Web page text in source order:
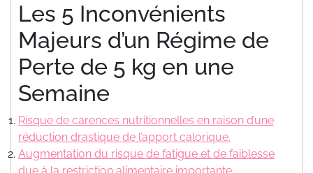
Les 5 Inconvénients
Majeurs d’un Régime de
Perte de 5 kg en une
Semaine
Risque de carences nutritionnelles en raison d’une
réduction drastique de l’apport calorique.
Augmentation du risque de fatigue et de faiblesse